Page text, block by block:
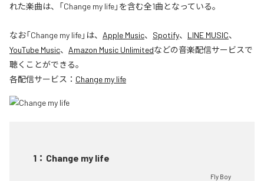
れた楽曲は、「Change my life」を含む全1曲となっている。
なお「Change my life」は、 Apple Music、 Spotify、 LINE MUSIC、
YouTube Music、 Amazon Music Unlimitedなどの音楽配信サービスで
聴くことができる。
各配信サービス： Change my life
1 ： Change my life
Fly Boy